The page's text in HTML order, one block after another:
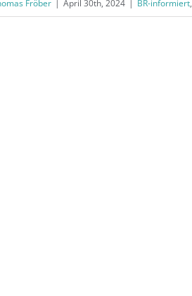
Fröber | April 30th, 2024 | BR-informiert,